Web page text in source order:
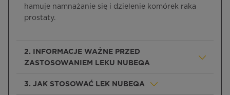
hamuje namnażanie się i dzielenie komórek raka
prostaty.
2. INFORMACJE WAŻNE PRZED
ZASTOSOWANIEM LEKU NUBEQA
3. JAK STOSOWAĆ LEK NUBEQA